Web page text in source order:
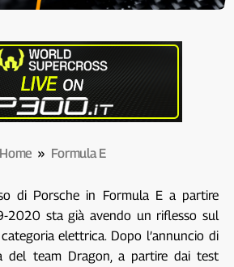
Home » Formula E
di Porsche in Formula E a partire
2020 sta già avendo un riflesso sul
elettrica. Dopo l’annuncio di
del team Dragon, a partire dai test